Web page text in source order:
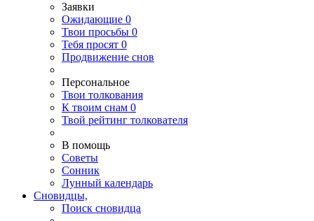
Заявки
Ожидающие 0
Твои просьбы 0
Тебя просят 0
Продвижение снов
Персональное
Твои толкования
К твоим снам 0
Твой рейтинг толкователя
В помощь
Советы
Сонник
Лунный календарь
Сновидцы,
Поиск сновидца